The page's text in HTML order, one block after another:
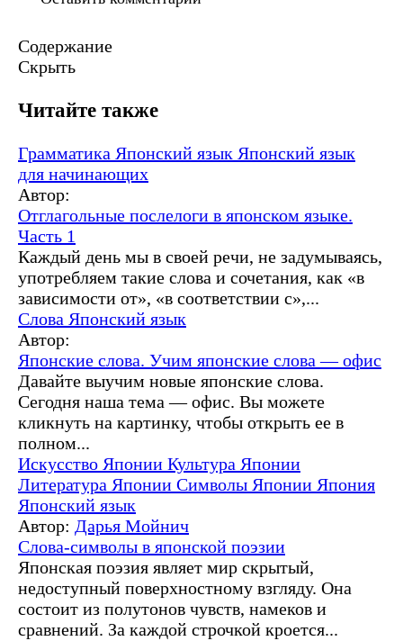
Содержание
Скрыть
Читайте также
Грамматика Японский язык Японский язык
для начинающих
Автор:
Отглагольные послелоги в японском языке.
Часть 1
Каждый день мы в своей речи, не задумываясь,
употребляем такие слова и сочетания, как «в
зависимости от», «в соответствии с»,...
Слова Японский язык
Автор:
Японские слова. Учим японские слова — офис
Давайте выучим новые японские слова.
Сегодня наша тема — офис. Вы можете
кликнуть на картинку, чтобы открыть ее в
полном...
Искусство Японии Культура Японии
Литература Японии Символы Японии Япония
Японский язык
Автор: Дарья Мойнич
Слова-символы в японской поэзии
Японская поэзия являет мир скрытый,
недоступный поверхностному взгляду. Она
состоит из полутонов чувств, намеков и
сравнений. За каждой строчкой кроется...